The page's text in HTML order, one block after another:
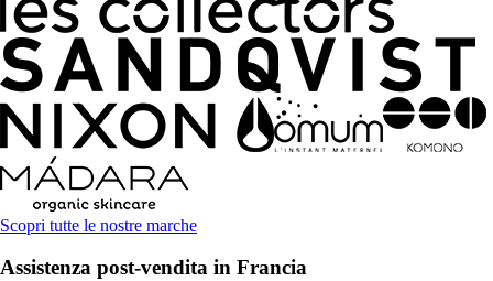
Scopri tutte le nostre marche
Assistenza post-vendita in Francia